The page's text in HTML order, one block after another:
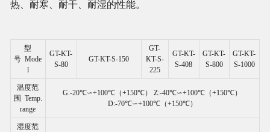
热、耐寒、耐干、耐湿的性能。
型
号 Mode
l
GT-KT-
S-80
GT-KT-S-150
GT-
KT-S-
225
GT-KT-
S-408
GT-KT-
S-800
GT-KT-
S-1000
温度范
围 Temp.
range
G:-20℃∽+100℃（+150℃） Z:-40℃∽+100℃（+150℃）
D:-70℃∽+100℃（+150℃）
湿度范